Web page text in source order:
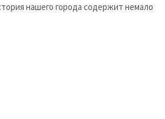
нашего города содержит немало